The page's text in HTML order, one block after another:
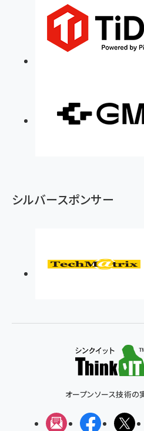
シルバースポンサー
オープンソース技術の
メルマガFacebook